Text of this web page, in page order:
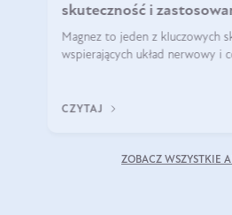
skuteczność i
Magnez to jeden z kluczowych
wspierających układ nerwowy i
Advachel®? Kiedy warto po nie
CZYTAJ
ZOBACZ WSZYSTKIE